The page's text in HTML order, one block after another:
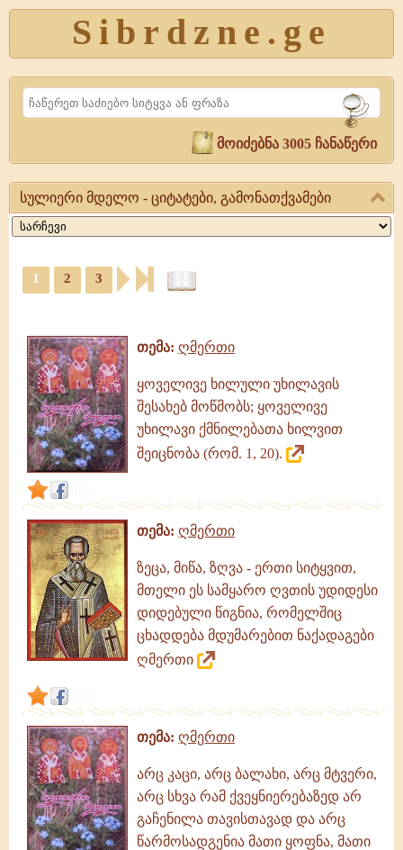
Sibrdzne.ge
Search
მოიძებნა 3005 ჩანაწერი
სულიერი მდელო - ციტატები, გამონათქვამები
სულიერი
ციტატები,
მდელო,
წიგნი,
ციტატები,
ამონარიდები
გამონათქვამები
1 2 3
თემა: ღმერთი
ყოველივე ხილული უხილავის
შესახებ მოწმობს; ყოველივე
უხილავი ქმნილებათა ხილვით
შეიცნობა (რომ. 1, 20).
თემა: ღმერთი
ზეცა, მიწა, ზღვა - ერთი სიტყვით,
მთელი ეს სამყარო ღვთის უდიდესი
დიდებული წიგნია, რომელშიც
ცხადდება მდუმარებით ნაქადაგები
ღმერთი
თემა: ღმერთი
არც კაცი, არც ბალახი, არც მტვერი,
არც სხვა რამ ქვეყნიერებაზედ არ
გაჩენილა თავისთავად და არც
წარმოსადგენია მათი ყოფნა, მათი